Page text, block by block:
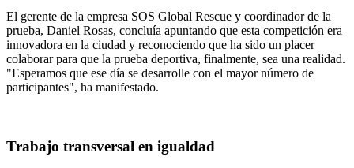
El gerente de la empresa SOS Global Rescue y coordinador de la
prueba, Daniel Rosas, concluía apuntando que esta competición era
innovadora en la ciudad y reconociendo que ha sido un placer
colaborar para que la prueba deportiva, finalmente, sea una realidad.
"Esperamos que ese día se desarrolle con el mayor número de
participantes", ha manifestado.
Trabajo transversal en igualdad